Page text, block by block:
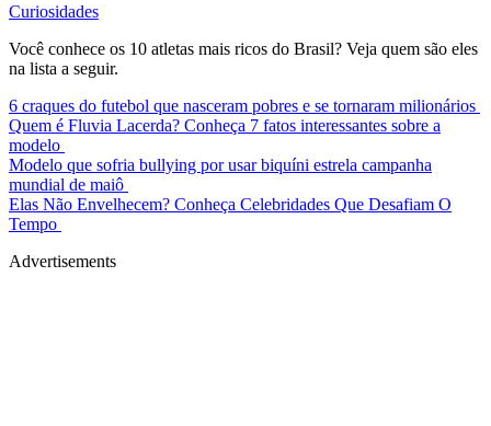
Curiosidades
Você conhece os 10 atletas mais ricos do Brasil? Veja quem são eles
na lista a seguir.
6 craques do futebol que nasceram pobres e se tornaram milionários
Quem é Fluvia Lacerda? Conheça 7 fatos interessantes sobre a
modelo
Modelo que sofria bullying por usar biquíni estrela campanha
mundial de maiô
Elas Não Envelhecem? Conheça Celebridades Que Desafiam O
Tempo
Advertisements